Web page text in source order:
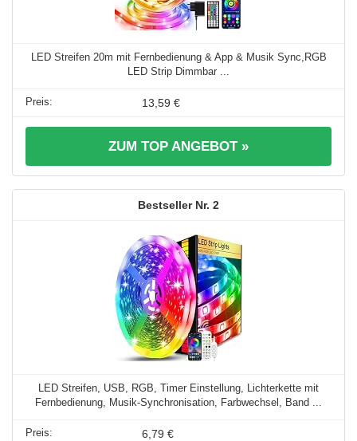
LED Streifen 20m mit Fernbedienung & App & Musik Sync,RGB
LED Strip Dimmbar ...
13,59 €
ZUM TOP ANGEBOT »
2
LED Streifen, USB, RGB, Timer Einstellung, Lichterkette mit
Fernbedienung, Musik-Synchronisation, Farbwechsel, Band ...
6,79 €